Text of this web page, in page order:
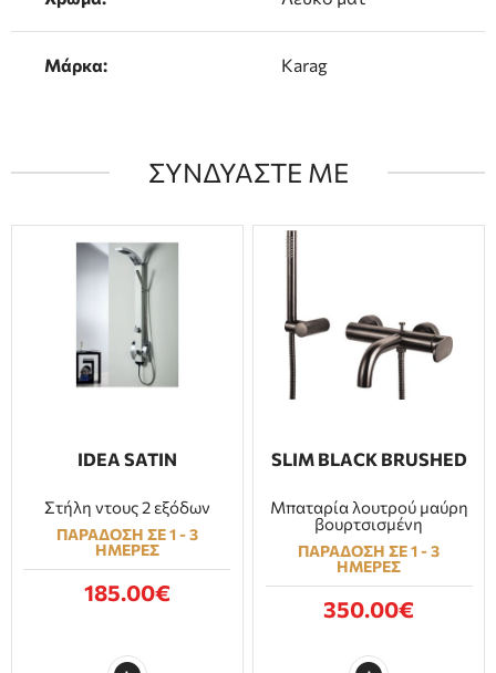
Μάρκα: Karag
ΣΥΝΔΥΑΣΤΕ ΜΕ
IDEA SATIN
Στήλη ντους 2 εξόδων
ΠΑΡΑΔΟΣΗ ΣΕ 1 - 3
ΗΜΕΡΕΣ
185.00€
SLIM BLACK BRUSHED
Μπαταρία λουτρού μαύρη
βουρτσισμένη
ΠΑΡΑΔΟΣΗ ΣΕ 1 - 3
ΗΜΕΡΕΣ
350.00€